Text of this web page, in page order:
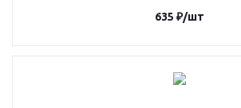
635 ₽/шт